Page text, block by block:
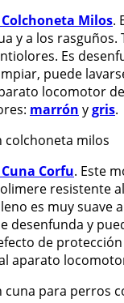
Milos.
y a los rasguños.
Es
puede
locomotor
marrón ygris.
Corfu. Este
resistente
es muy suave
desenfunda y
de
aparato